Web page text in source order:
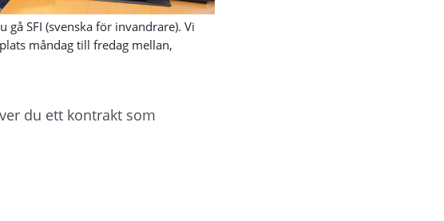
gå SFI (svenska för invandrare). Vi
måndag till fredag mellan,
du ett kontrakt som